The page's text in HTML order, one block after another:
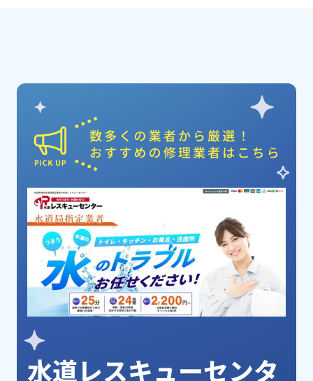
ピックアップ業者
水道レスキューセンタ